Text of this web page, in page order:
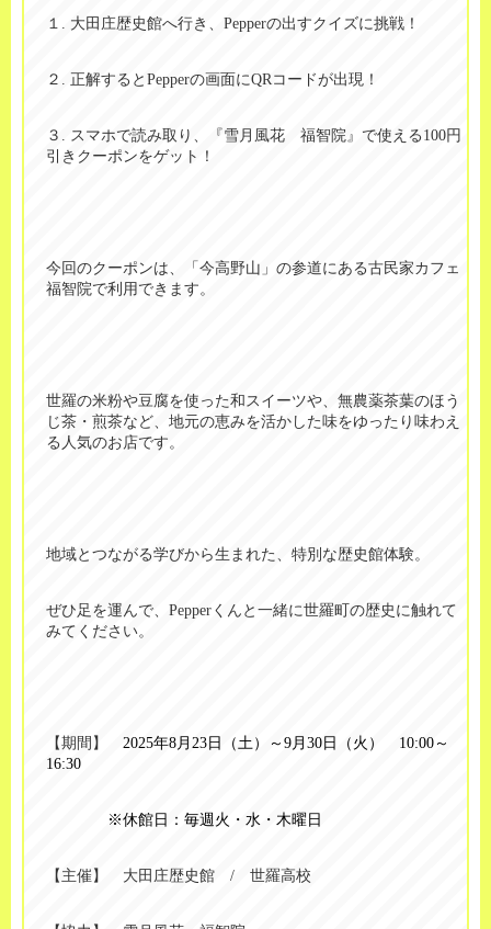
１ . 大田庄歴史館へ行き、 Pepperの出すクイズに挑戦！
２ . 正解すると Pepperの画面にQRコードが出現！
３ . スマホで読み取り、『雪月風花 福智院』で使える100円
引きクーポンをゲット！
今回のクーポンは、「今高野山」の参道にある古民家カフェ
福智院で利用できます。
世羅の米粉や豆腐を使った和スイーツや、無農薬茶葉のほう
じ茶・煎茶など、地元の恵みを活かした味をゆったり味わえ
る人気のお店です。
地域とつながる学びから生まれた、特別な歴史館体験。
ぜひ足を運んで、 Pepper くんと一緒に世羅町の歴史に触れて
みてください。
【期間】 2025年8月 23 日（土）～ 9月 30 日（火） 10:00 ～
16:30
※休館日：毎週火・水・木曜日
【主催】 大田庄歴史館 / 世羅高校